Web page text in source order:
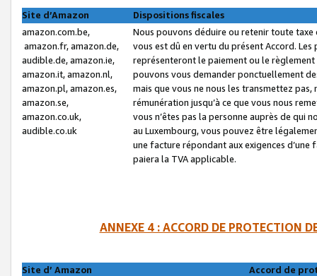
Site d’Amazon
Dispositions fiscales
amazon.com.be,
amazon.fr, amazon.de,
audible.de, amazon.ie,
amazon.it, amazon.nl,
amazon.pl, amazon.es,
amazon.se,
amazon.co.uk,
audible.co.uk
Nous pouvons déduire ou retenir toute
vous est dû en vertu du présent Accord.
représenteront le paiement ou le
pouvons vous demander ponctuellement
mais que vous ne nous les transmettez
rémunération jusqu’à ce que vous nous
vous n’êtes pas la personne auprès de qui
au Luxembourg, vous pouvez être
une facture répondant aux exigences
paiera la TVA applicable.
ANNEXE 4 : ACCORD DE PROTECTION
Site d’ Amazon
Accord de